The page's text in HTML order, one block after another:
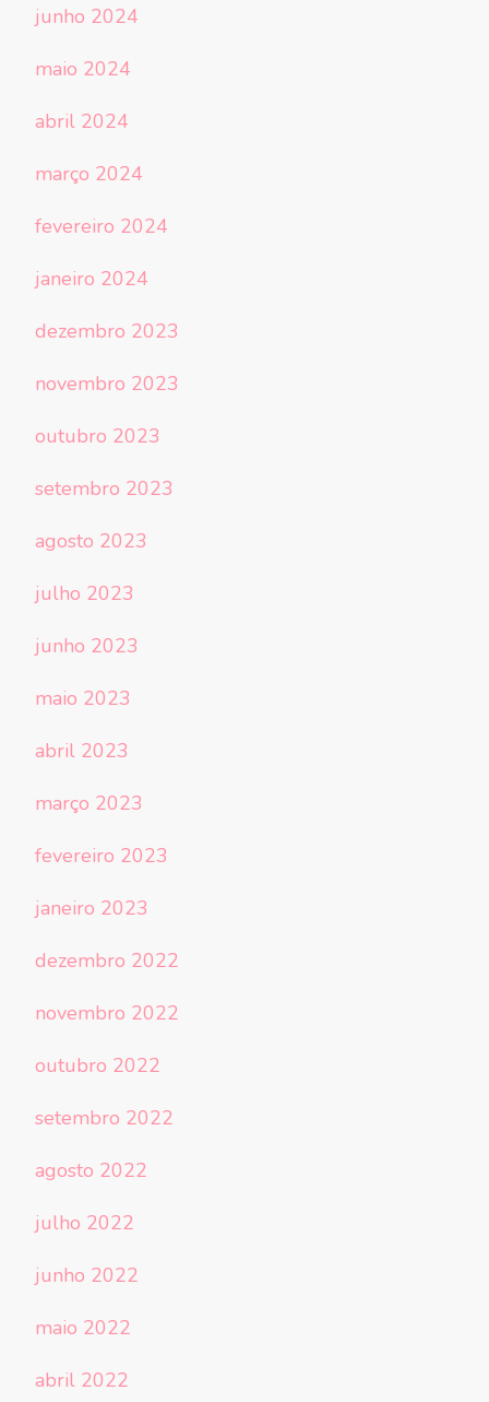
junho 2024
maio 2024
abril 2024
março 2024
fevereiro 2024
janeiro 2024
dezembro 2023
novembro 2023
outubro 2023
setembro 2023
agosto 2023
julho 2023
junho 2023
maio 2023
abril 2023
março 2023
fevereiro 2023
janeiro 2023
dezembro 2022
novembro 2022
outubro 2022
setembro 2022
agosto 2022
julho 2022
junho 2022
maio 2022
abril 2022